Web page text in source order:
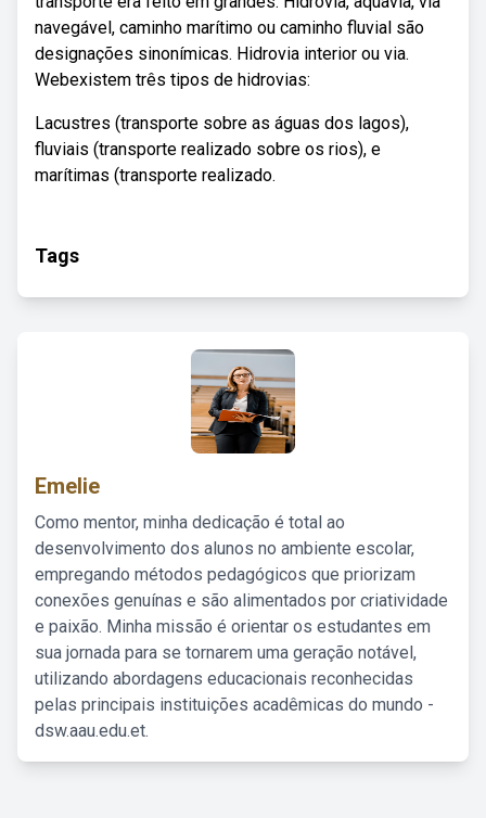
navegável, caminho marítimo ou caminho fluvial são
designações sinonímicas. Hidrovia interior ou via.
Webexistem três tipos de hidrovias:
Lacustres (transporte sobre as águas dos lagos),
fluviais (transporte realizado sobre os rios), e
marítimas (transporte realizado.
Tags
Emelie
Como mentor, minha dedicação é total ao
desenvolvimento dos alunos no ambiente escolar,
empregando métodos pedagógicos que priorizam
conexões genuínas e são alimentados por criatividade
e paixão. Minha missão é orientar os estudantes em
sua jornada para se tornarem uma geração notável,
utilizando abordagens educacionais reconhecidas
pelas principais instituições acadêmicas do mundo -
dsw.aau.edu.et.